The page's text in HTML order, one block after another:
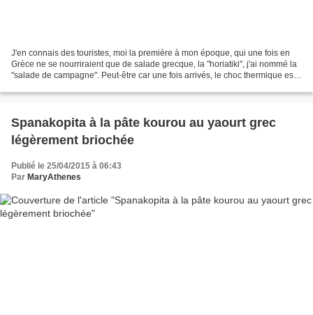
J'en connais des touristes, moi la première à mon époque, qui une fois en
Grèce ne se nourriraient que de salade grecque, la "horiatiki", j'ai nommé la
"salade de campagne". Peut-être car une fois arrivés, le choc thermique est
Spanakopita à la pâte kourou au yaourt grec
légèrement briochée
Publié le 25/04/2015 à 06:43
Par MaryAthenes